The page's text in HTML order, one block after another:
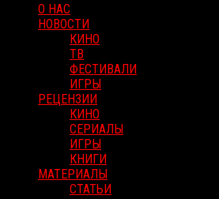
О НАС
НОВОСТИ
КИНО
ТВ
ФЕСТИВАЛИ
ИГРЫ
РЕЦЕНЗИИ
КИНО
СЕРИАЛЫ
ИГРЫ
КНИГИ
МАТЕРИАЛЫ
СТАТЬИ